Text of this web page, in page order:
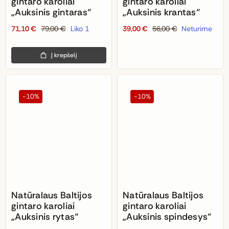
„Auksinis gintaras“
79,00€
Original
was:
79,00 €.
71,10€
Current
is:
71,10 €.
Liko 1
Į krepšelį
„Auksinis krantas“
56,00€
Original
56,00 €.
39,00€
Current
39,00 €.
Neturime
-10%
Natūralaus Baltijos
gintaro karoliai
„Auksinis rytas“
-10%
Natūralaus Baltijos
gintaro karoliai
„Auksinis spindesys“